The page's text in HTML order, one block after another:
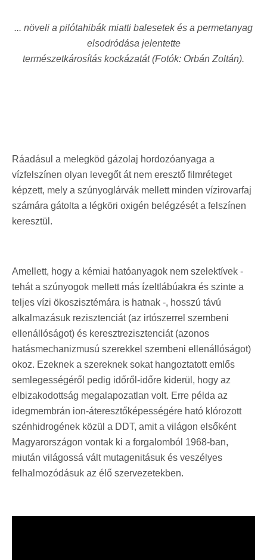
... növeli a pilótahibák miatti balesetek és a permetanyag
elsodródása jelentette
természetkárosítás kockázatát (Fotók: Orbán Zoltán).
Ráadásul a melegköd gázolaj hordozóanyaga a
vízfelszínen olyan levegőt át nem eresztő filmréteget
képzett, mely a szúnyoglárvák mellett minden vízirovarfaj
számára gátolta a légköri oxigén belégzését a felszínen
keresztül.
Amellett, hogy a kémiai hatóanyagok nem szelektívek -
tehát a szúnyogok mellett más ízeltlábúakra és szinte a
teljes vízi ökoszisztémára is hatnak -, hosszú távú
alkalmazásuk rezisztenciát (az irtószerrel szembeni
ellenállóságot) és keresztrezisztenciát (azonos
hatásmechanizmusú szerekkel szembeni ellenállóságot)
okoz. Ezeknek a szereknek sokat hangoztatott emlős
semlegességéről pedig időről-időre kiderül, hogy az
elbizakodottság megalapozatlan volt. Erre példa az
idegmembrán ion-áteresztőképességére ható klórozott
szénhidrogének közül a DDT, amit a világon elsőként
Magyarországon vontak ki a forgalomból 1968-ban,
miután világossá vált mutagenitásuk és veszélyes
felhalmozódásuk az élő szervezetekben.